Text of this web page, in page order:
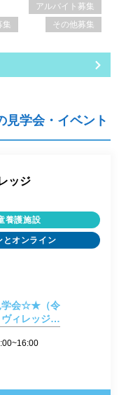
アルバイト募集
集 その他募集
見学会・イベント
ッジ
養護施設
とオンライン
学会☆★（令
ィレッジ、